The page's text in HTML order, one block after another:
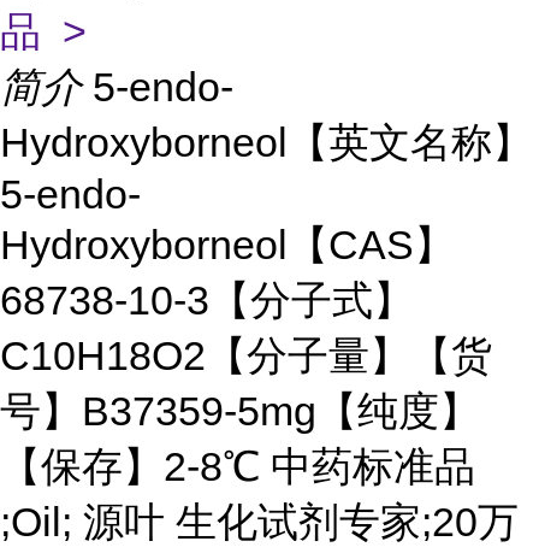
品 >
简介 5-endo-
Hydroxyborneol【英文名称】
5-endo-
Hydroxyborneol【CAS】
68738-10-3【分子式】
C10H18O2【分子量】【货
号】B37359-5mg【纯度】
【保存】2-8℃ 中药标准品
;Oil; 源叶 生化试剂专家;20万